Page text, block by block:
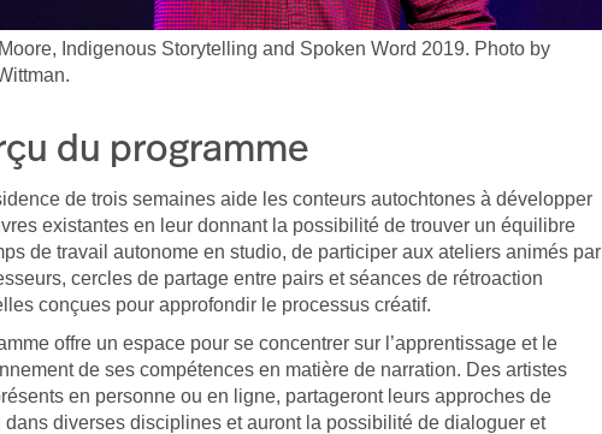
Indigenous Storytelling and Spoken Word 2019. Photo by
du programme
de trois semaines aide les conteurs autochtones à développer
existantes en leur donnant la possibilité de trouver un équilibre
de travail autonome en studio, de participer aux ateliers animés par
cercles de partage entre pairs et séances de rétroaction
conçues pour approfondir le processus créatif.
offre un espace pour se concentrer sur l’apprentissage et le
de ses compétences en matière de narration. Des artistes
en personne ou en ligne, partageront leurs approches de
dans diverses disciplines et auront la possibilité de dialoguer et